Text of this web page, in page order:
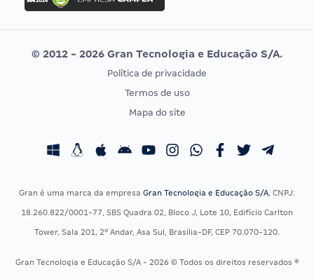
Concurso MPU
Editais publicados
Vunesp
CONCURSOS POR PROFISSÃO
Concursos Fiscais
Concursos Saúde
Residência Multiprofissional
EXAME DE ORDEM
Calendário OAB
© 2012 - 2026 Gran Tecnologia e Educação S/A.
Política de privacidade
Termos de uso
Mapa do site
Gran é uma marca da empresa Gran Tecnologia e Educação S/A, CNPJ:
18.260.822/0001-77, SBS Quadra 02, Bloco J, Lote 10, Edifício Carlton
Tower, Sala 201, 2º Andar, Asa Sul, Brasília-DF, CEP 70.070-120.
Gran Tecnologia e Educação S/A - 2026 © Todos os direitos reservados ®